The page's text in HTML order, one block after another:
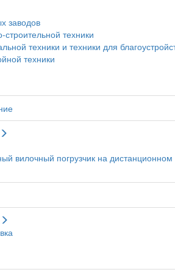
заводов
техники
техники и техники для
техники
вилочный погрузчик на